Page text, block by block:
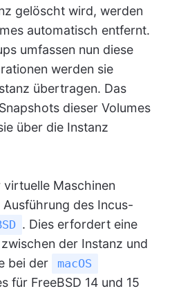
gelöscht wird, werden
automatisch entfernt.
umfassen nun diese
werden sie
übertragen. Das
dieser Volumes
über die Instanz
Maschinen
des Incus-
. Dies erfordert eine
der Instanz und
bei der
macOS
für FreeBSD 14 und 15